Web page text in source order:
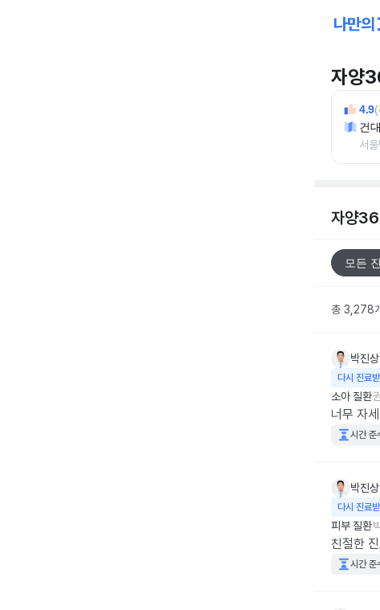
자양
4.9
건
서
자양
모든
총 3,278
박진상
다시 진료
소아 질환
너무 자
시간 준
박진상
다시 진료
피부 질환
친절한
시간 준